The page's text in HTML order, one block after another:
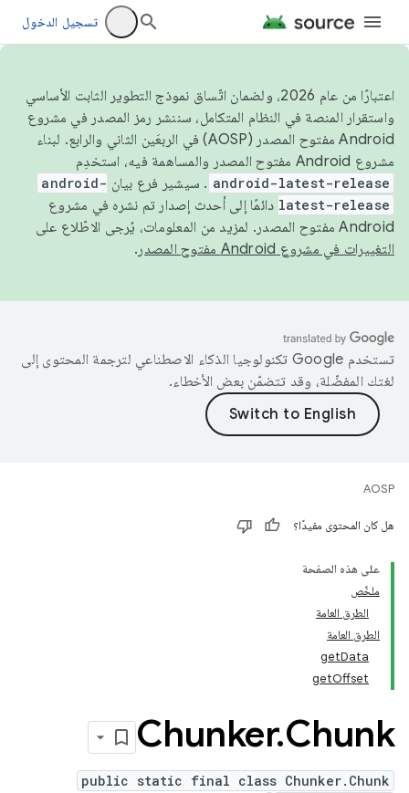
تسجيل الدخول
اعتبارًا من عام 2026، ولضمان اتّساق نموذج التطوير الثابت الأساسي
واستقرار المنصة في النظام المتكامل، سننشر رمز المصدر في مشروع
Android مفتوح المصدر (AOSP) في الربعَين الثاني والرابع. لبناء
مشروع Android مفتوح المصدر والمساهمة فيه، استخدِم
android-latest-release . سيشير فرع بيان android-
latest-release دائمًا إلى أحدث إصدار تم نشره في مشروع
Android مفتوح المصدر. لمزيد من المعلومات، يُرجى الاطّلاع على
التغييرات في مشروع Android مفتوح المصدر
.
تستخدم Google تكنولوجيا الذكاء الاصطناعي لترجمة المحتوى إلى
لغتك المفضّلة، وقد تتضمّن بعض الأخطاء.
AOSP
هل كان المحتوى مفيدًا؟
على هذه الصفحة
ملخّص
الطرق العامة
الطرق العامة
getData
getOffset
Chunker.Chunk
public static final class Chunker.Chunk